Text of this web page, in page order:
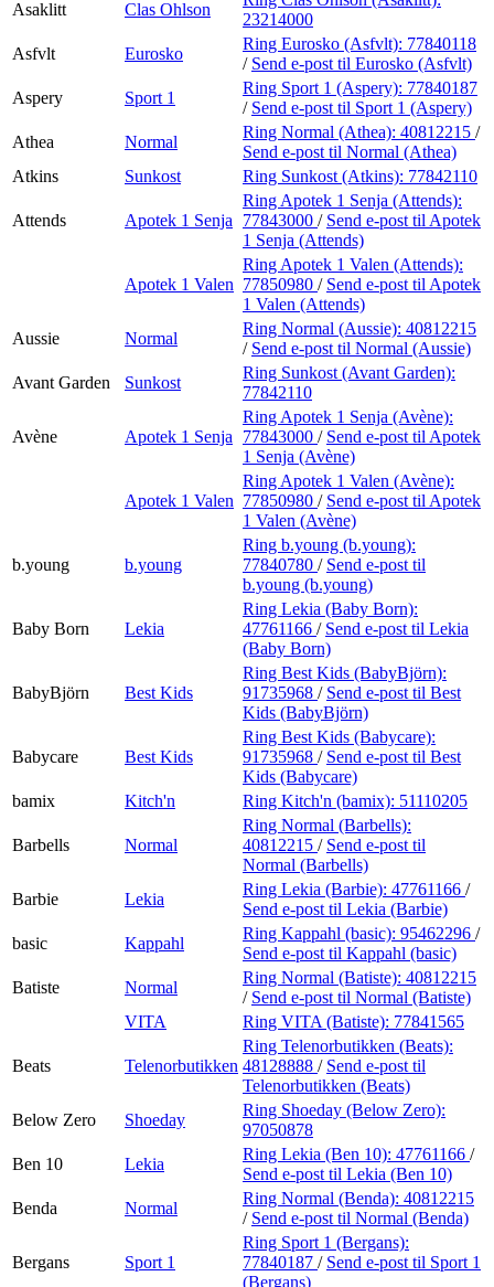
Asaklitt
Clas Ohlson
23214000
Asfvlt
Eurosko
Ring Eurosko (Asfvlt): 77840118
/ Send e-post til Eurosko (Asfvlt)
Aspery
Sport 1
Ring Sport 1 (Aspery): 77840187
/ Send e-post til Sport 1 (Aspery)
Athea
Normal
Ring Normal (Athea): 40812215 /
Send e-post til Normal (Athea)
Atkins
Sunkost Ring Sunkost (Atkins): 77842110
Attends Apotek 1 Senja
Ring Apotek 1 Senja (Attends):
77843000 / Send e-post til Apotek
1 Senja (Attends)
Apotek 1 Valen
Ring Apotek 1 Valen (Attends):
77850980 / Send e-post til Apotek
1 Valen (Attends)
Aussie
Normal
Ring Normal (Aussie): 40812215
/ Send e-post til Normal (Aussie)
Avant Garden
Sunkost
Ring Sunkost (Avant Garden):
77842110
Avène Apotek 1 Senja
Ring Apotek 1 Senja (Avène):
77843000 / Send e-post til Apotek
1 Senja (Avène)
Apotek 1 Valen
Ring Apotek 1 Valen (Avène):
77850980 / Send e-post til Apotek
1 Valen (Avène)
b.young b.young
Ring b.young (b.young):
77840780 / Send e-post til
b.young (b.young)
Baby Born Lekia
Ring Lekia (Baby Born):
47761166 / Send e-post til Lekia
(Baby Born)
BabyBjörn Best Kids
Ring Best Kids (BabyBjörn):
91735968 / Send e-post til Best
Kids (BabyBjörn)
Babycare Best Kids
Ring Best Kids (Babycare):
91735968 / Send e-post til Best
Kids (Babycare)
bamix
Kitch'n Ring Kitch'n (bamix): 51110205
Barbells Normal
Ring Normal (Barbells):
40812215 / Send e-post til
Normal (Barbells)
Barbie
Lekia
Ring Lekia (Barbie): 47761166 /
Send e-post til Lekia (Barbie)
basic
Kappahl
Ring Kappahl (basic): 95462296 /
Send e-post til Kappahl (basic)
Batiste
Normal
Ring Normal (Batiste): 40812215
/ Send e-post til Normal (Batiste)
VITA
Ring VITA (Batiste): 77841565
Beats Telenorbutikken
Ring Telenorbutikken (Beats):
48128888 / Send e-post til
Telenorbutikken (Beats)
Below Zero
Shoeday
Ring Shoeday (Below Zero):
97050878
Ben 10
Lekia
Ring Lekia (Ben 10): 47761166 /
Send e-post til Lekia (Ben 10)
Benda
Normal
Ring Normal (Benda): 40812215
/ Send e-post til Normal (Benda)
Bergans Sport 1
Ring Sport 1 (Bergans):
77840187 / Send e-post til Sport 1
(Bergans)